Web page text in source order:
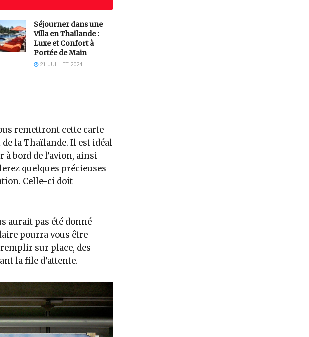
Séjourner dans une
Villa en Thaïlande :
Luxe et Confort à
Portée de Main
21 JUILLET 2024
remettront cette carte
la Thaïlande. Il est idéal
à bord de l’avion, ainsi
quelques précieuses
Celle-ci doit
aurait pas été donné
pourra vous être
sur place, des
la file d’attente.